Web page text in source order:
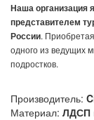
Наша организация
представителем
России.
одного из ведущих
подростков.
Производитель:
Материал: ЛДСП